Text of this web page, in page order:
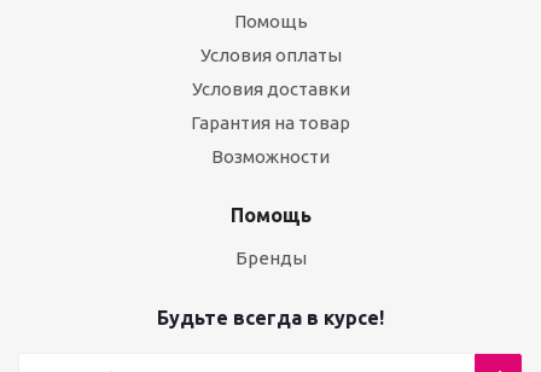
Помощь
Условия оплаты
Условия доставки
Гарантия на товар
Возможности
Помощь
Бренды
Будьте всегда в курсе!